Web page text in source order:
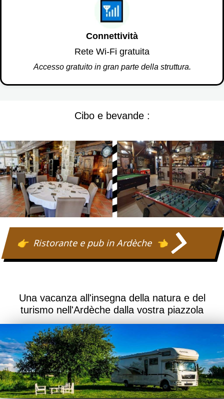
Connettività
Rete Wi-Fi gratuita
Accesso gratuito in gran parte della struttura.
Cibo e bevande :
Ristorante e pub in Ardèche
Una vacanza all'insegna della natura e del
turismo nell'Ardèche dalla vostra piazzola